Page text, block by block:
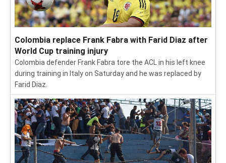
Colombia replace Frank Fabra with Farid Diaz after
World Cup training injury
Colombia defender Frank Fabra tore the ACL in his left knee
during training in Italy on Saturday and he was replaced by
Farid Diaz.